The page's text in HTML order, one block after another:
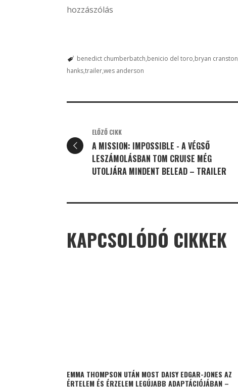
hozzászólás
benedict chumberbatch benicio del toro bryan cranston
hankstrailerwes anderson
ELŐZŐ CIKK
A MISSION: IMPOSSIBLE - A VÉGSŐ
LESZÁMOLÁSBAN TOM CRUISE MÉG
UTOLJÁRA MINDENT BELEAD – TRAILER
KAPCSOLÓDÓ CIKKEK
EMMA THOMPSON UTÁN MOST DAISY EDGAR-JONES AZ
ÉRTELEM ÉS ÉRZELEM LEGÚJABB ADAPTÁCIÓJÁBAN –